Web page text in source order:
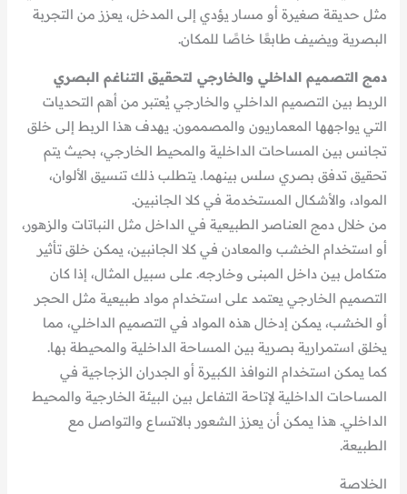
مثل حديقة صغيرة أو مسار يؤدي إلى المدخل، يعزز من التجربة
البصرية ويضيف طابعًا خاصًا للمكان.
دمج التصميم الداخلي والخارجي لتحقيق التناغم البصري
الربط بين التصميم الداخلي والخارجي يُعتبر من أهم التحديات
التي يواجهها المعماريون والمصممون. يهدف هذا الربط إلى خلق
تجانس بين المساحات الداخلية والمحيط الخارجي، بحيث يتم
تحقيق تدفق بصري سلس بينهما. يتطلب ذلك تنسيق الألوان،
المواد، والأشكال المستخدمة في كلا الجانبين.
من خلال دمج العناصر الطبيعية في الداخل مثل النباتات والزهور،
أو استخدام الخشب والمعادن في كلا الجانبين، يمكن خلق تأثير
متكامل بين داخل المبنى وخارجه. على سبيل المثال، إذا كان
التصميم الخارجي يعتمد على استخدام مواد طبيعية مثل الحجر
أو الخشب، يمكن إدخال هذه المواد في التصميم الداخلي، مما
يخلق استمرارية بصرية بين المساحة الداخلية والمحيطة بها.
كما يمكن استخدام النوافذ الكبيرة أو الجدران الزجاجية في
المساحات الداخلية لإتاحة التفاعل بين البيئة الخارجية والمحيط
الداخلي. هذا يمكن أن يعزز الشعور بالاتساع والتواصل مع
الطبيعة.
الخلاصة